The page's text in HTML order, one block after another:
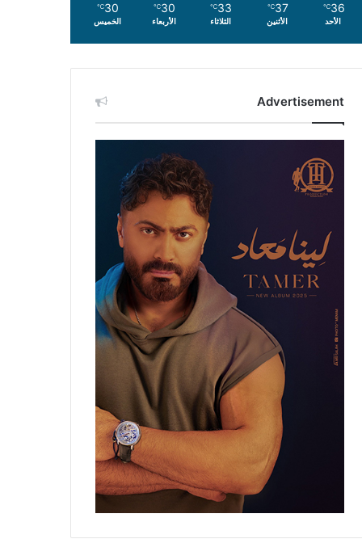
36
℃
الأحد
37
℃
الأثنين
33
℃
الثلاثاء
30
℃
الأربعاء
30
℃
الخميس
Advertisement